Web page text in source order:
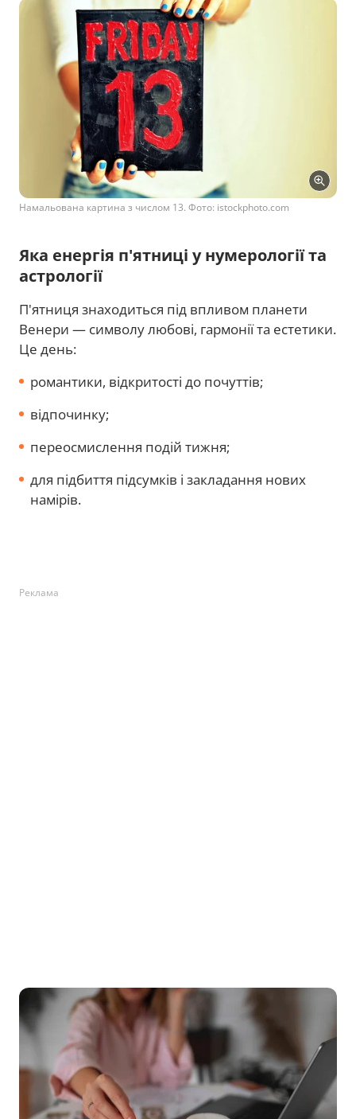
Намальована картина з числом 13. Фото: istockphoto.com
Яка енергія п'ятниці у нумерології та
астрології
П'ятниця знаходиться під впливом планети
Венери — символу любові, гармонії та естетики.
Це день:
романтики, відкритості до почуттів;
відпочинку;
переосмислення подій тижня;
для підбиття підсумків і закладання нових
намірів.
Реклама